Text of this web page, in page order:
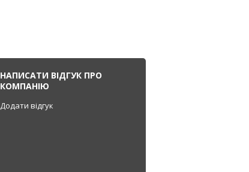
НАПИСАТИ ВІДГУК ПРО
КОМПАНІЮ
Додати відгук